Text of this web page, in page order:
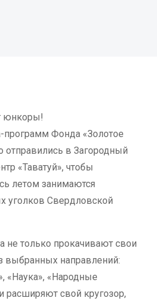
юнкоры!
Фонда «Золотое
отправились в Загородный
«Таватуй», чтобы
летом занимаются
уголков Свердловской
не только прокачивают свои
выбранных направлений:
«Наука», «Народные
свой кругозор,